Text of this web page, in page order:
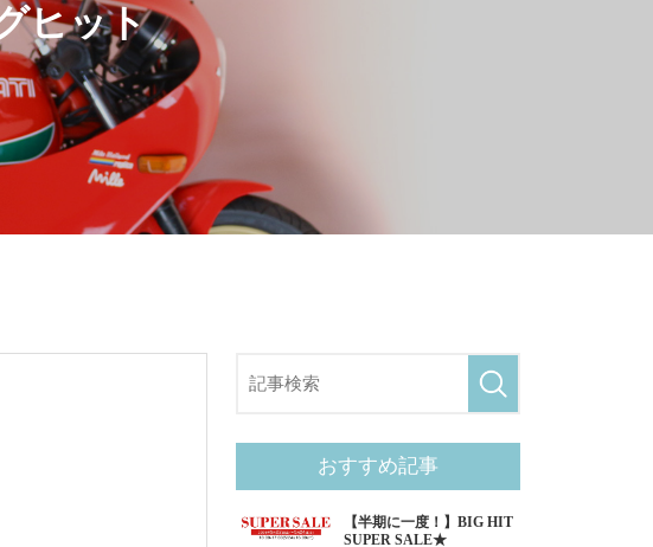
ヒット
おすすめ記事
【半期に一度！】BIG HIT
SUPER SALE★